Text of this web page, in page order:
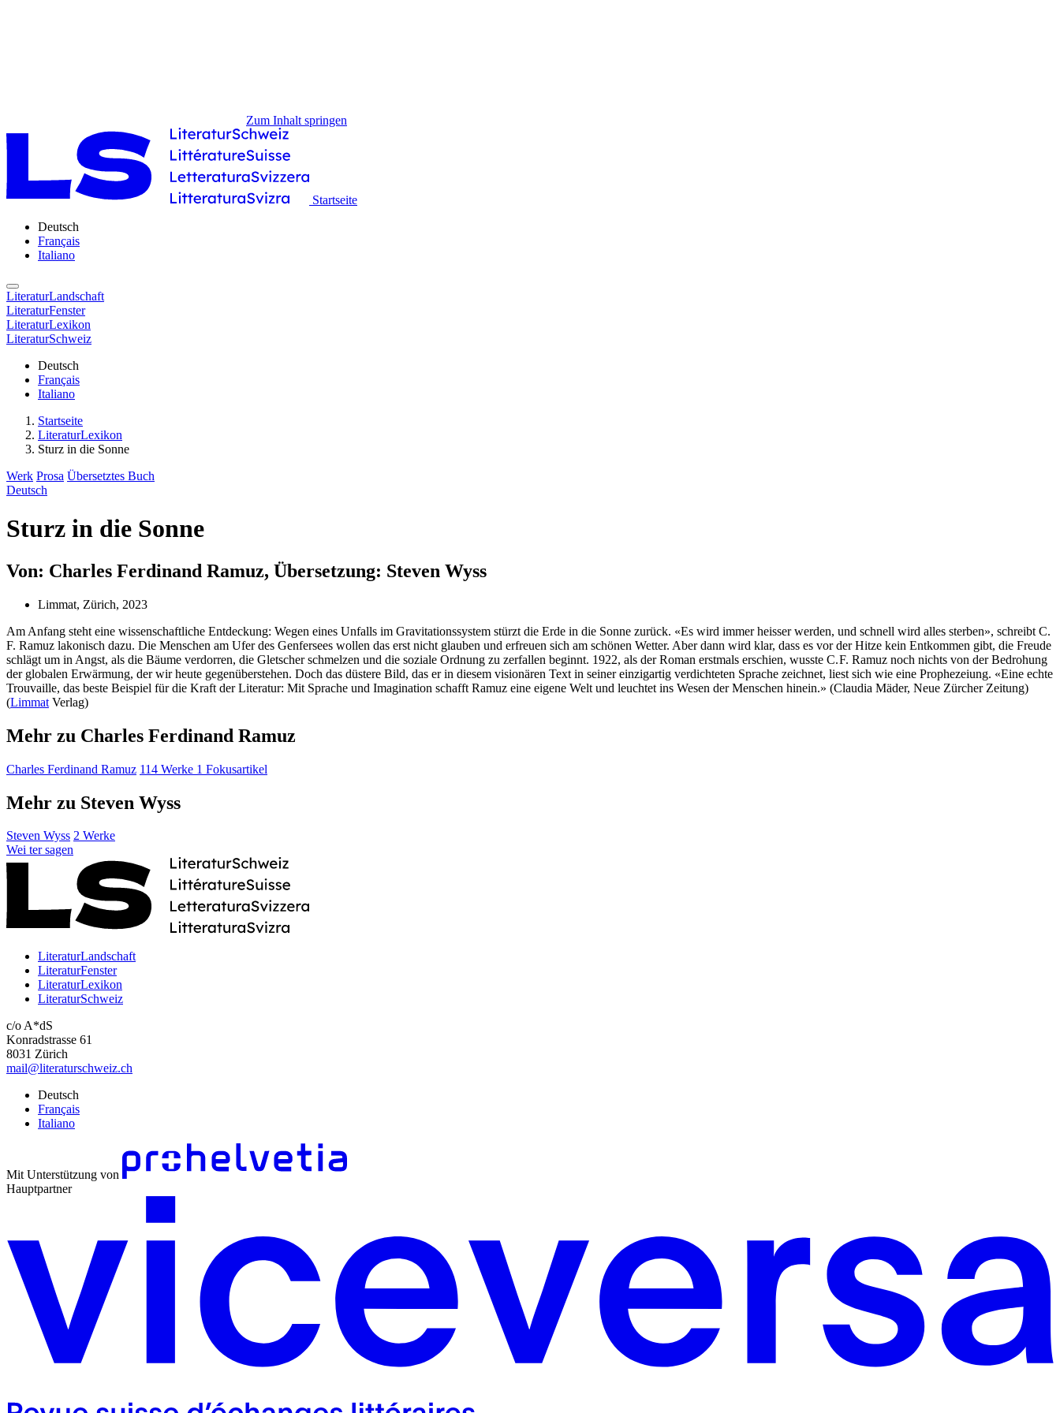
Zum Inhalt springen
Startseite
Deutsch
Français
Italiano
LiteraturLandschaft
LiteraturFenster
LiteraturLexikon
LiteraturSchweiz
Deutsch
Français
Italiano
Startseite
LiteraturLexikon
Sturz in die Sonne
Werk Prosa Übersetztes Buch
Deutsch
Sturz in die Sonne
Von: Charles Ferdinand Ramuz, Übersetzung: Steven Wyss
Limmat, Zürich, 2023
Am Anfang steht eine wissenschaftliche Entdeckung: Wegen eines Unfalls im Gravitationssystem stürzt die Erde in die Sonne zurück. «Es wird immer heisser werden, und schnell wird alles sterben», schreibt C.
F. Ramuz lakonisch dazu. Die Menschen am Ufer des Genfersees wollen das erst nicht glauben und erfreuen sich am schönen Wetter. Aber dann wird klar, dass es vor der Hitze kein Entkommen gibt, die Freude
schlägt um in Angst, als die Bäume verdorren, die Gletscher schmelzen und die soziale Ordnung zu zerfallen beginnt. 1922, als der Roman erstmals erschien, wusste C. F. Ramuz noch nichts von der Bedrohung
der globalen Erwärmung, der wir heute gegenüberstehen. Doch das düstere Bild, das er in diesem visionären Text in seiner einzigartig verdichteten Sprache zeichnet, liest sich wie eine Prophezeiung. «Eine echte
Trouvaille, das beste Beispiel für die Kraft der Literatur: Mit Sprache und Imagination schafft Ramuz eine eigene Welt und leuchtet ins Wesen der Menschen hinein.» (Claudia Mäder, Neue Zürcher Zeitung)
(Limmat Verlag)
Mehr zu Charles Ferdinand Ramuz
Charles Ferdinand Ramuz 114 Werke 1 Fokusartikel
Mehr zu Steven Wyss
Steven Wyss 2 Werke
Wei ter sagen
LiteraturLandschaft
LiteraturFenster
LiteraturLexikon
LiteraturSchweiz
c/o A*dS
Konradstrasse 61
8031 Zürich
mail@literaturschweiz.ch
Deutsch
Français
Italiano
Mit Unterstützung von
Hauptpartner